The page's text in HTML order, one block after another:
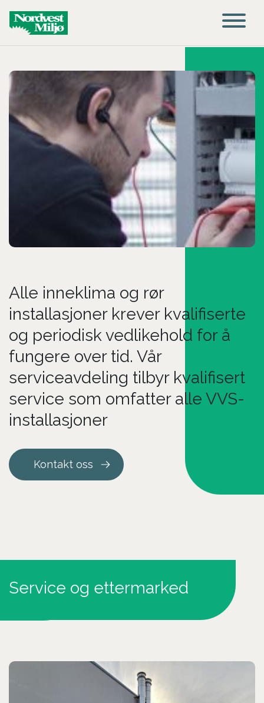
Main Navigation
Alle inneklima og rør
installasjoner krever kvalifiserte
og periodisk vedlikehold for å
fungere over tid. Vår
serviceavdeling tilbyr kvalifisert
service som omfatter alle VVS-
installasjoner
Kontakt oss
Service og ettermarked